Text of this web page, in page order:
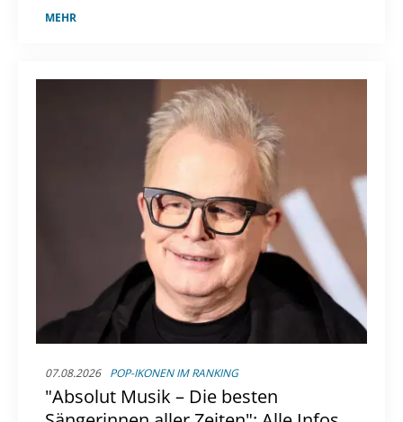
MEHR
07.08.2026 POP-IKONEN IM RANKING
"Absolut Musik – Die besten